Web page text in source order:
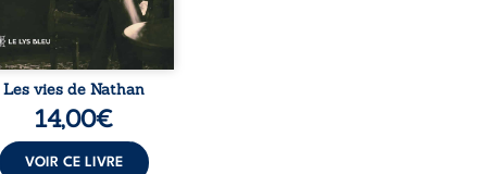
Les vies de Nathan
14,00€
VOIR CE LIVRE